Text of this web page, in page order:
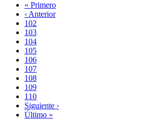
Paginación
Primera
página
« Primero
Página
anterior
‹ Anterior
Page
102
Page
103
Page
104
Page
105
Página
actual
106
Page
107
Page
108
Page
109
Page
110
Siguiente
página
Siguiente ›
Última
Último »